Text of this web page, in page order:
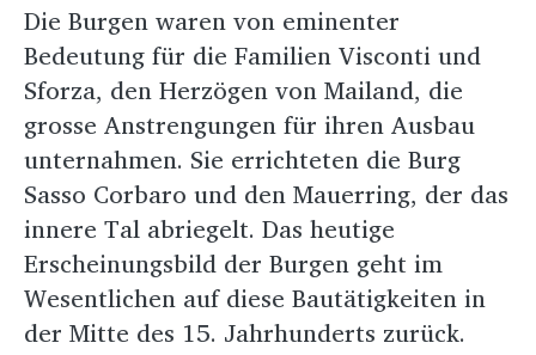
Die Burgen waren von eminenter
Bedeutung für die Familien Visconti und
Sforza, den Herzögen von Mailand, die
grosse Anstrengungen für ihren Ausbau
unternahmen. Sie errichteten die Burg
Sasso Corbaro und den Mauerring, der das
innere Tal abriegelt. Das heutige
Erscheinungsbild der Burgen geht im
Wesentlichen auf diese Bautätigkeiten in
der Mitte des 15. Jahrhunderts zurück.